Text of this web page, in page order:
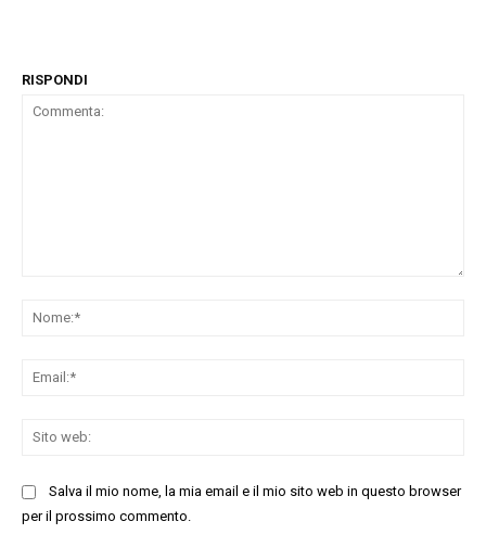
RISPONDI
Salva il mio nome, la mia email e il mio sito web in questo browser
per il prossimo commento.